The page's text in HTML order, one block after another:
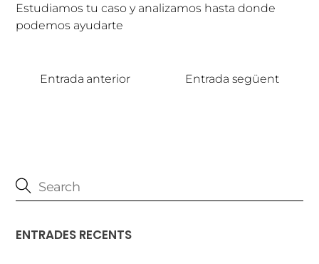
Estudiamos tu caso y analizamos hasta donde
podemos ayudarte
Entrada anterior Entrada següent
ENTRADES RECENTS